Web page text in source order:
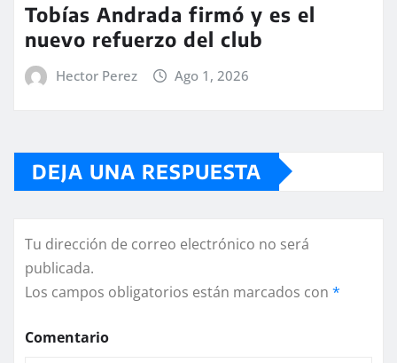
Tobías Andrada firmó y es el
nuevo refuerzo del club
Hector Perez Ago 1, 2026
DEJA UNA RESPUESTA
Tu dirección de correo electrónico no será
publicada.
Los campos obligatorios están marcados con *
Comentario